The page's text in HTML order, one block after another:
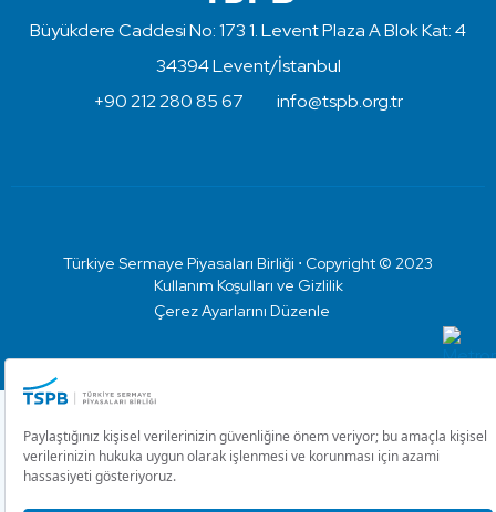
Büyükdere Caddesi No: 173 1. Levent Plaza A Blok Kat: 4
34394 Levent/İstanbul
+90 212 280 85 67
info@tspb.org.tr
Türkiye Sermaye Piyasaları Birliği ⋅ Copyright © 2023
Kullanım Koşulları ve Gizlilik
Çerez Ayarlarını Düzenle